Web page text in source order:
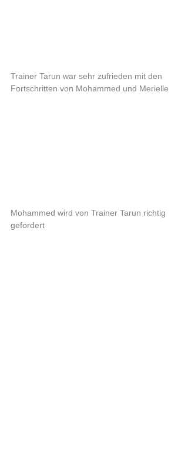
Trainer Tarun war sehr zufrieden mit den
Fortschritten von Mohammed und Merielle
Mohammed wird von Trainer Tarun richtig
gefordert